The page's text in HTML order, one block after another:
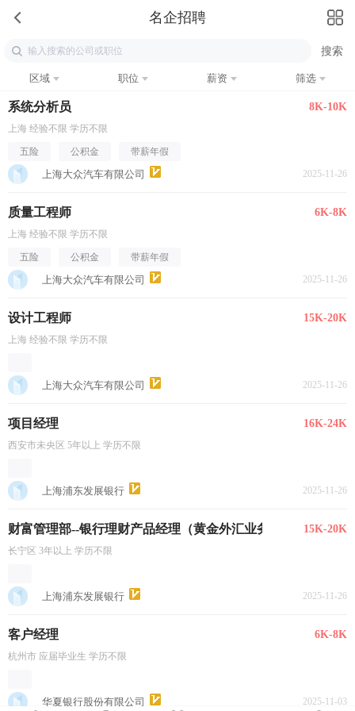
名企招聘
区域 职位 薪资 筛选
系统分析员 8K-10K
上海 经验不限 学历不限
五险 公积金 带薪年假
上海大众汽车有限公司 2025-11-26
质量工程师 6K-8K
上海 经验不限 学历不限
五险 公积金 带薪年假
上海大众汽车有限公司 2025-11-26
设计工程师 15K-20K
上海 经验不限 学历不限
上海大众汽车有限公司 2025-11-26
项目经理 16K-24K
西安市未央区 5年以上 学历不限
上海浦东发展银行 2025-11-26
财富管理部--银行理财产品经理（黄金外汇业务） 15K-20K
长宁区 3年以上 学历不限
上海浦东发展银行 2025-11-26
客户经理 6K-8K
杭州市 应届毕业生 学历不限
华夏银行股份有限公司 2025-11-03